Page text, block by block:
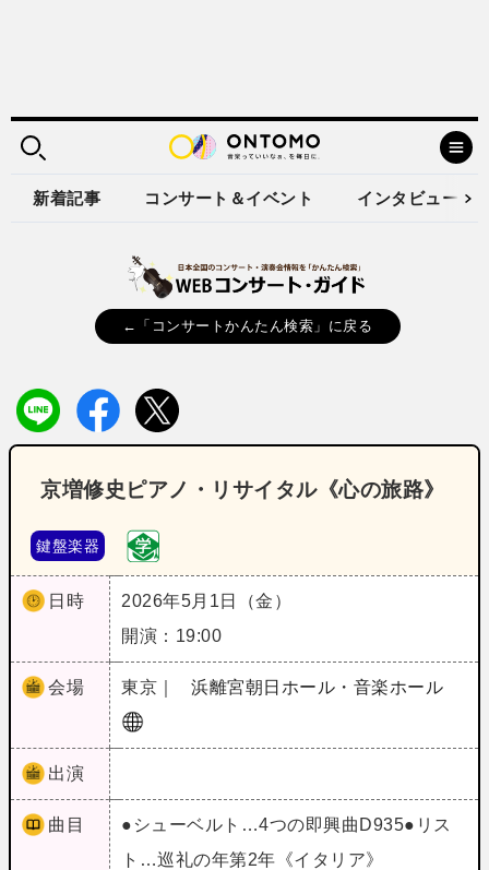
新着記事 コンサート＆イベント インタビュー
←「コンサートかんたん検索」に戻る
京増修史ピアノ・リサイタル《心の旅路》
鍵盤楽器
日時
2026年5月1日（金）
開演：19:00
会場 東京｜ 浜離宮朝日ホール・音楽ホール
出演
曲目
●シューベルト…4つの即興曲D935●リス
ト…巡礼の年第2年《イタリア》